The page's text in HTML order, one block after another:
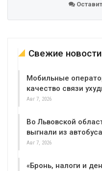
Свежие новости
Мобильные
качество связи
Авг 7, 2026
Во Львовской
выгнали из
Авг 7, 2026
«Бронь, налоги и